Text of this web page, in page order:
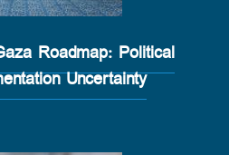
Roadmap: Political
Uncertainty